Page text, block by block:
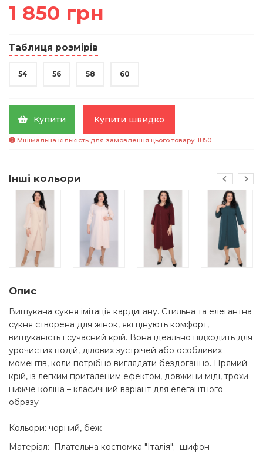
1 850 грн
Таблиця розмірів
54 56 58 60
Купити Купити швидко
Мінімальна кількість для замовлення цього товару: 1850.
Інші кольори
Опис
Вишукана сукня імітація кардигану. Стильна та елегантна
сукня створена для жінок, які цінують комфорт,
вишуканість і сучасний крій. Вона ідеально підходить для
урочистих подій, ділових зустрічей або особливих
моментів, коли потрібно виглядати бездоганно. Прямий
крій, із легким приталеним ефектом, довжини міді, трохи
нижче коліна – класичний варіант для елегантного
образу
Кольори: чорний, беж
Матеріал: Плательна костюмка "Італія"; шифон